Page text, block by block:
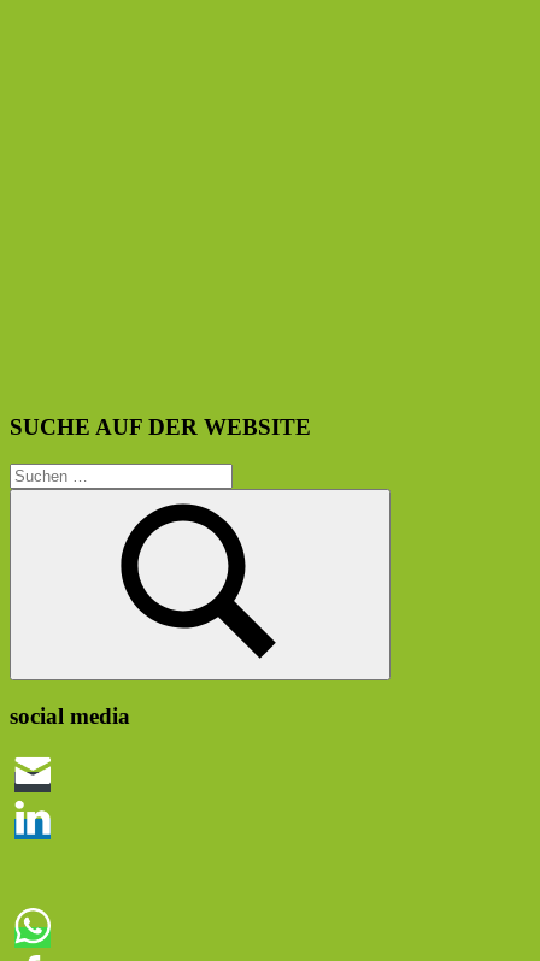
SUCHE AUF DER WEBSITE
Suchen
nach:
Suchen
social media